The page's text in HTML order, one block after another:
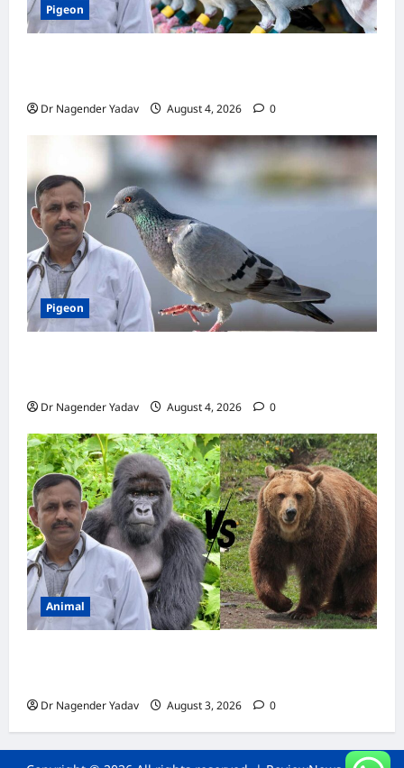
Pigeon
Dr Nagender Yadav August 4, 2026 0
Pigeon
Dr Nagender Yadav August 4, 2026 0
Animal
Dr Nagender Yadav August 3, 2026 0